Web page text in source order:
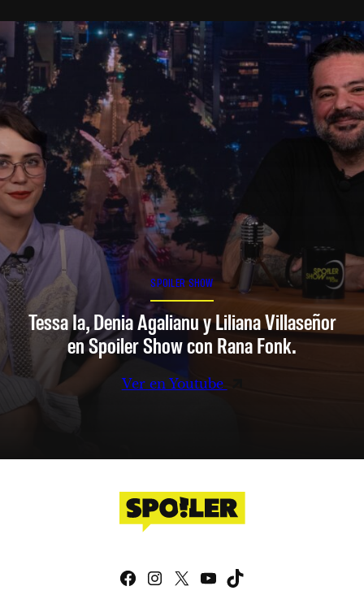
SPOILER SHOW
Tessa Ia, Denia Agalianu y Liliana Villaseñor
en Spoiler Show con Rana Fonk.
Ver en Youtube
Facebook
Instagram
X YouTube